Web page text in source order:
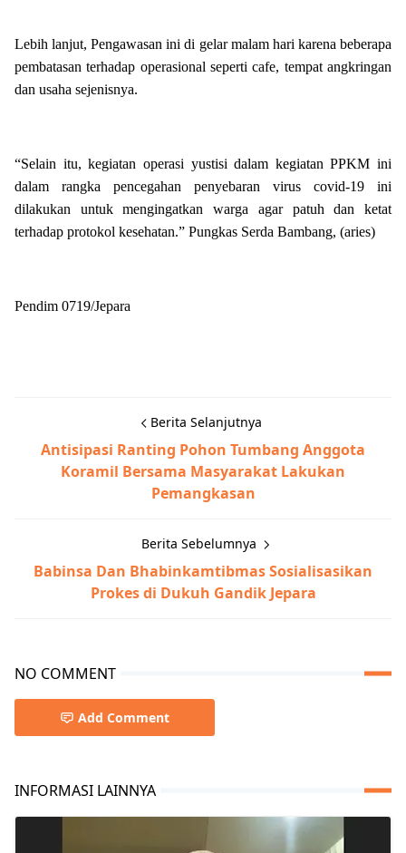
Lebih lanjut, Pengawasan ini di gelar malam hari karena beberapa
pembatasan terhadap operasional seperti cafe, tempat angkringan
dan usaha sejenisnya.
“Selain itu, kegiatan operasi yustisi dalam kegiatan PPKM ini
dalam rangka pencegahan penyebaran virus covid-19 ini
dilakukan untuk mengingatkan warga agar patuh dan ketat
terhadap protokol kesehatan.” Pungkas Serda Bambang, (aries)
Pendim 0719/Jepara
Berita Selanjutnya
Antisipasi Ranting Pohon Tumbang Anggota
Koramil Bersama Masyarakat Lakukan
Pemangkasan
Berita Sebelumnya
Babinsa Dan Bhabinkamtibmas Sosialisasikan
Prokes di Dukuh Gandik Jepara
NO COMMENT
Add Comment
INFORMASI LAINNYA